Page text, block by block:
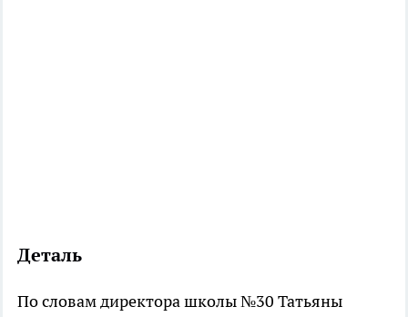
Деталь
По словам директора школы №30 Татьяны